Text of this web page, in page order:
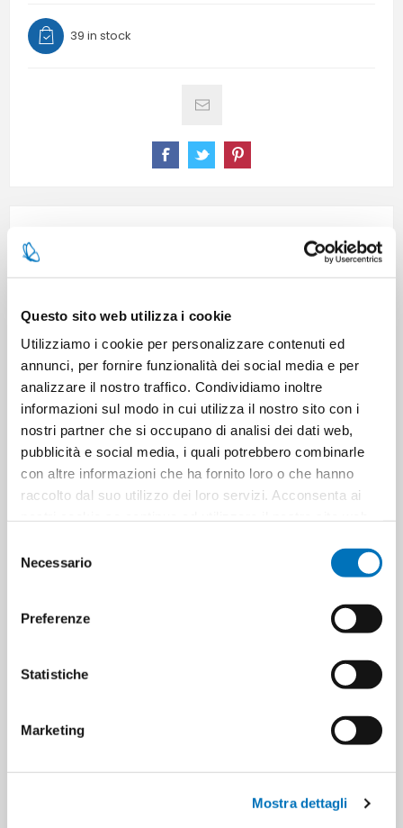
Questo sito web utilizza i cookie
Utilizziamo i cookie per personalizzare contenuti ed
annunci, per fornire funzionalità dei social media e per
analizzare il nostro traffico. Condividiamo inoltre
informazioni sul modo in cui utilizza il nostro sito con i
nostri partner che si occupano di analisi dei dati web,
pubblicità e social media, i quali potrebbero combinarle
con altre informazioni che ha fornito loro o che hanno
raccolto dal suo utilizzo dei loro servizi. Acconsenta ai
delNecessario
Preferenze
Statistiche
Marketing
Mostra dettagli
39 in stock
Pieces per carton 1
Cartons for pallets 0
Cartons for layer 0
PRODUCT TAGS
CUSTOMERS WHO BOUGHT